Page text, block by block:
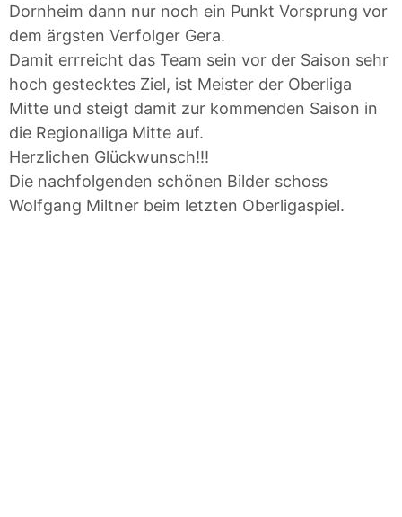
Dornheim dann nur noch ein Punkt Vorsprung vor
dem ärgsten Verfolger Gera.
Damit errreicht das Team sein vor der Saison sehr
hoch gestecktes Ziel, ist Meister der Oberliga
Mitte und steigt damit zur kommenden Saison in
die Regionalliga Mitte auf.
Herzlichen Glückwunsch!!!
Die nachfolgenden schönen Bilder schoss
Wolfgang Miltner beim letzten Oberligaspiel.